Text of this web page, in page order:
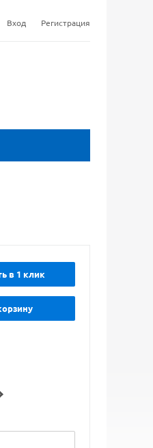
Вход Регистрация
в 1 клик